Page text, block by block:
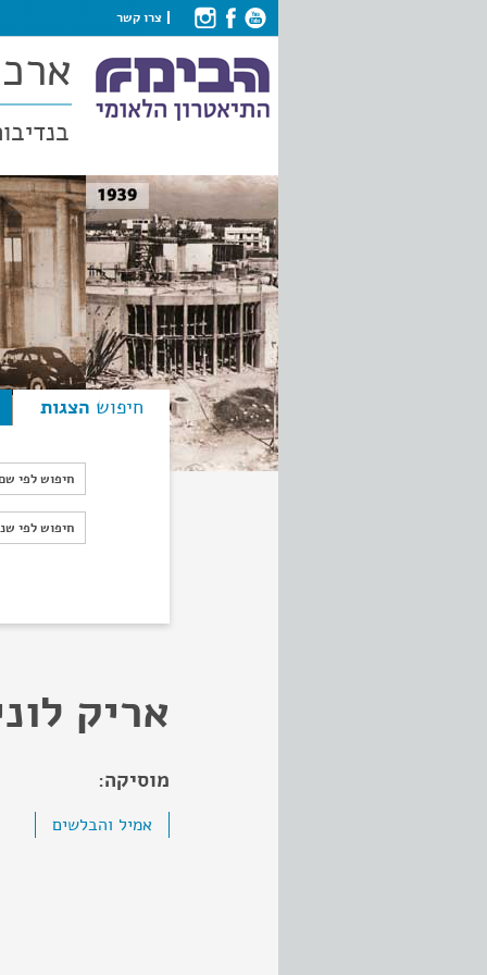
צרו קשר
חיפוש הצגות
חיפוש לפי
חיפוש לפי
חיפוש לפי
אריק
מוסיקה:
אמיל והבלשים